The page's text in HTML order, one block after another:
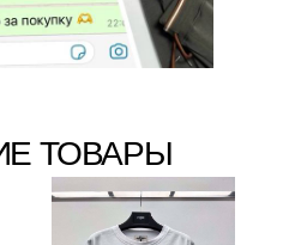
ТОВАРЫ